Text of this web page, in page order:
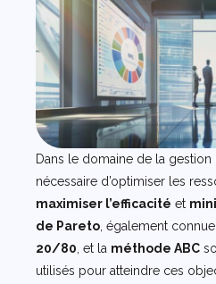
Dans le domaine de la
nécessaire d’optimiser les
maximiser l’efficacité et
de Pareto , également
20/80 , et la méthode ABC
utilisés pour atteindre ces